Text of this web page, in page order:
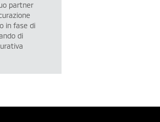
partner
in fase di
di